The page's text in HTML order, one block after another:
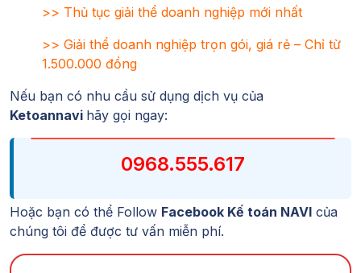
>> Thủ tục giải thể doanh nghiệp mới nhất
>> Giải thể doanh nghiệp trọn gói, giá rẻ – Chỉ từ
1.500.000 đồng
Nếu bạn có nhu cầu sử dụng dịch vụ của
Ketoannavi hãy gọi ngay:
0968.555.617
Hoặc bạn có thể Follow Facebook Kế toán NAVI của
chúng tôi để được tư vấn miễn phí.